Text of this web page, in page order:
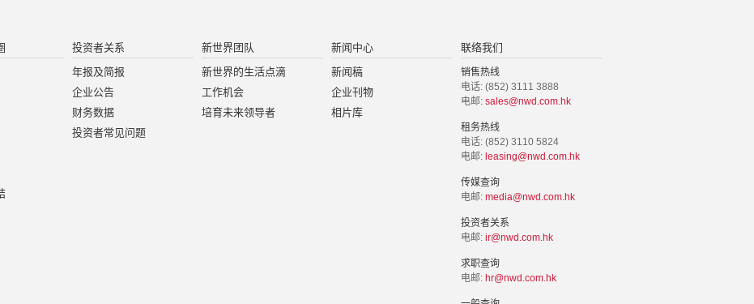
投资者关系
年报及简报
企业公告
财务数据
投资者常见问题
新世界团队
新世界的生活点滴
工作机会
培育未来领导者
新闻中心
新闻稿
企业刊物
相片库
联络我们
销售热线
电话: (852) 3111 3888
电邮: sales@nwd.com.hk
租务热线
电话: (852) 3110 5824
电邮: leasing@nwd.com.hk
传媒查询
电邮: media@nwd.com.hk
投资者关系
电邮: ir@nwd.com.hk
求职查询
电邮: hr@nwd.com.hk